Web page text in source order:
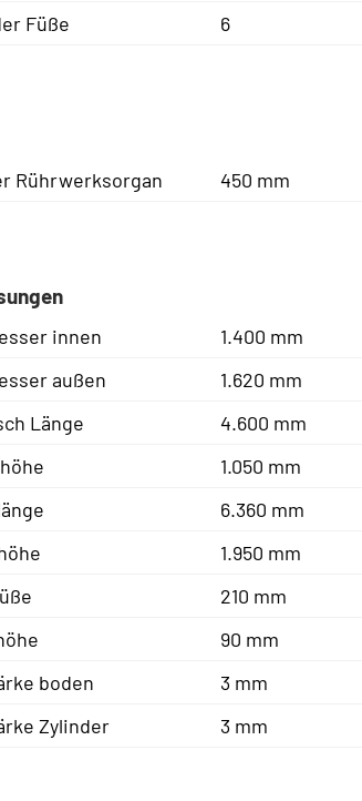
Füße
6
Rührwerksorgan 450 mm
innen
1.400 mm
außen
1.620 mm
Länge
4.600 mm
1.050 mm
6.360 mm
1.950 mm
210 mm
90 mm
boden
3 mm
Zylinder
3 mm